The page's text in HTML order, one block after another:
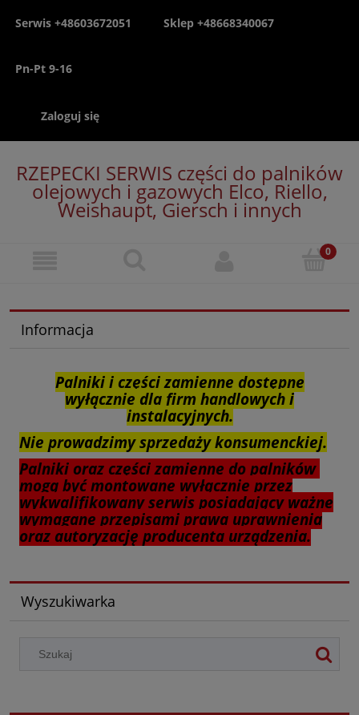
Serwis +48603672051 Sklep +48668340067
Pn-Pt 9-16
Zaloguj się
RZEPECKI SERWIS części do palników
olejowych i gazowych Elco, Riello,
Weishaupt, Giersch i innych
Informacja
Palniki i części zamienne dostępne
wyłącznie dla firm handlowych i
instalacyjnych.
Nie prowadzimy sprzedaży konsumenckiej.
Palniki oraz części zamienne do palników
mogą być montowane wyłącznie przez
wykwalifikowany serwis posiadający ważne
wymagane przepisami prawa uprawnienia
oraz autoryzację producenta urządzenia.
Wyszukiwarka